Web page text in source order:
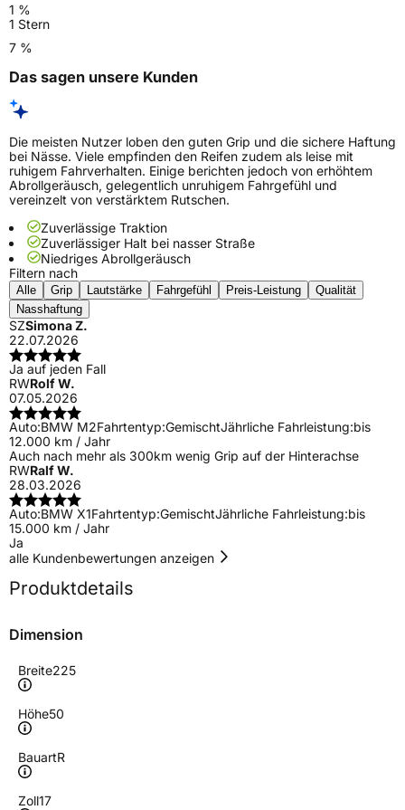
1 %
1 Stern
7 %
Das sagen unsere Kunden
Die meisten Nutzer loben den guten Grip und die sichere Haftung
bei Nässe. Viele empfinden den Reifen zudem als leise mit
ruhigem Fahrverhalten. Einige berichten jedoch von erhöhtem
Abrollgeräusch, gelegentlich unruhigem Fahrgefühl und
vereinzelt von verstärktem Rutschen.
Zuverlässige Traktion
Zuverlässiger Halt bei nasser Straße
Niedriges Abrollgeräusch
Filtern nach
Alle Grip Lautstärke Fahrgefühl Preis-Leistung
Qualität
Nasshaftung
SZSimona Z.
22.07.2026
Ja auf jeden Fall
RWRolf W.
07.05.2026
Auto:BMW M2Fahrtentyp:GemischtJährliche Fahrleistung:bis
12.000 km / Jahr
Auch nach mehr als 300km wenig Grip auf der Hinterachse
RWRalf W.
28.03.2026
Auto:BMW X1Fahrtentyp:GemischtJährliche Fahrleistung:bis
15.000 km / Jahr
Ja
alle Kundenbewertungen anzeigen
Produktdetails
Dimension
Breite225
Höhe50
BauartR
Zoll17